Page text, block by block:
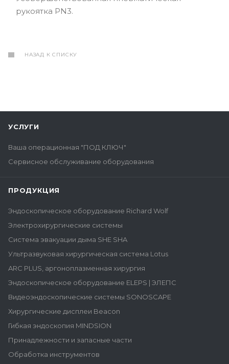
рукоятка PN3.
НАЗАД К СПИСКУ
УСЛУГИ
Ваша операционная "ПОД КЛЮЧ"
Сервисное обслуживание оборудования
ПРОДУКЦИЯ
Эндоскопическое оборудование Richard Wolf
Электрохирургические системы
Система эвакуации дыма SHE SHA
Ультразвуковая хирургическая система Lotus
ARC PLUS, аргоноплазменная хирургия
Эндоскопическое оборудование ELEPS | ЭЛЕПС
Видеоэндоскопические системы SONOSCAPE
Хирургические дисплеи Beacon
Гибкая эндоскопия MINDSION
Принадлежности и запасные части
Обработка инструментов